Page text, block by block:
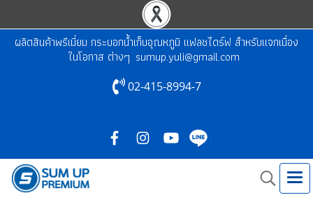
ผลิตสินค้าพรีเมี่ยม กระบอกน้ำเก็บอุณหภูมิ แฟลชไดร์ฟ สำหรับแจกเนื่อง
ในโอกาส ต่างๆ sumup.yuli@gmail.com
02-415-8994-7